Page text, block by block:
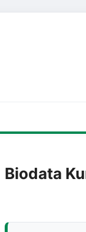
Biodata